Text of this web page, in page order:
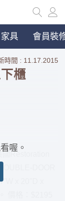
家具 會員裝
時間 : 11.17.2015
櫃
Restoration
DOOR
x 20″D x
喔。